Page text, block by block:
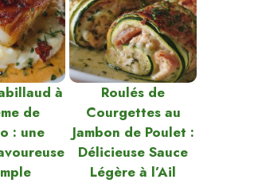
à
de
: une
Roulés de
Courgettes au
Jambon de Poulet :
Délicieuse Sauce
Légère à l’Ail